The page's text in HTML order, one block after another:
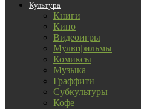
Культура
Книги
Кино
Видеоигры
Мультфильмы
Комиксы
Музыка
Граффити
Субкультуры
Кофе